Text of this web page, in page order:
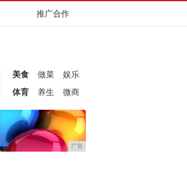
推广合作
美食 做菜
娱乐
体育
养生 微商
广告